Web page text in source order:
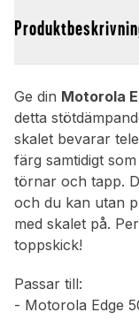
Ge din Motorola
detta
skalet bevarar
färg samtidigt
törnar och tapp.
och du kan utan
med skalet på.
toppskick!
Passar till:
- Motorola Edge